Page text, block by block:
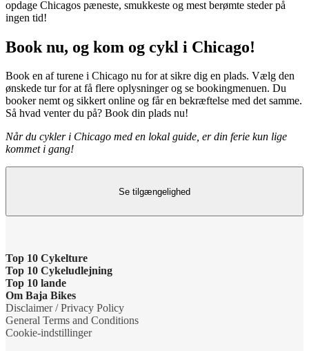
opdage Chicagos pæneste, smukkeste og mest berømte steder på
ingen tid!
Book nu, og kom og cykl i Chicago!
Book en af turene i Chicago nu for at sikre dig en plads. Vælg den
ønskede tur for at få flere oplysninger og se bookingmenuen. Du
booker nemt og sikkert online og får en bekræftelse med det samme.
Så hvad venter du på? Book din plads nu!
Når du cykler i Chicago med en lokal guide, er din ferie kun lige
kommet i gang!
Se tilgængelighed
Top 10 Cykelture
Cykeltur i Barcelona: højdepunkterne
Cykeltur i Berlin: højdepunkterne
Tur til Paris: højdepunkter
Top 10 Cykeludlejning
Barcelona Cykeludlejning
Berlin Cykeludlejning
Paris Cykeludlejning
Top 10 lande
Cykelture i Holland
Cykelture i Portugal
Om Baja Bikes
Kontakt os
Disclaimer / Privacy Policy
General Terms and Conditions
Cookie-indstillinger